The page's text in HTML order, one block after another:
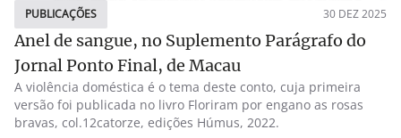
PUBLICAÇÕES 30 DEZ 2025
Anel de sangue, no Suplemento Parágrafo do
Jornal Ponto Final, de Macau
A violência doméstica é o tema deste conto, cuja primeira
versão foi publicada no livro Floriram por engano as rosas
bravas, col.12catorze, edições Húmus, 2022.